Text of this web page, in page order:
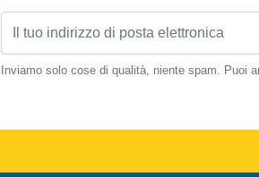
Inviamo solo cose di qualità, niente spam. Puoi